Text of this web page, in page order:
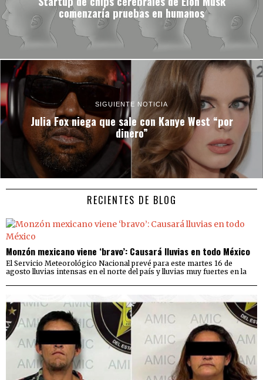
comenzaría pruebas en humanos
SIGUIENTE NOTICIA
Julia Fox niega que sale con Kanye West “por
dinero”
RECIENTES DE BLOG
Monzón mexicano viene ‘bravo’: Causará lluvias en todo México
El Servicio Meteorológico Nacional prevé para este martes 16 de
agosto lluvias intensas en el norte del país y lluvias muy fuertes en la